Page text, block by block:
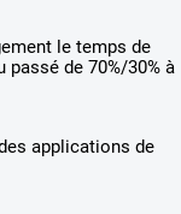
le temps de
de 70%/30% à
applications de